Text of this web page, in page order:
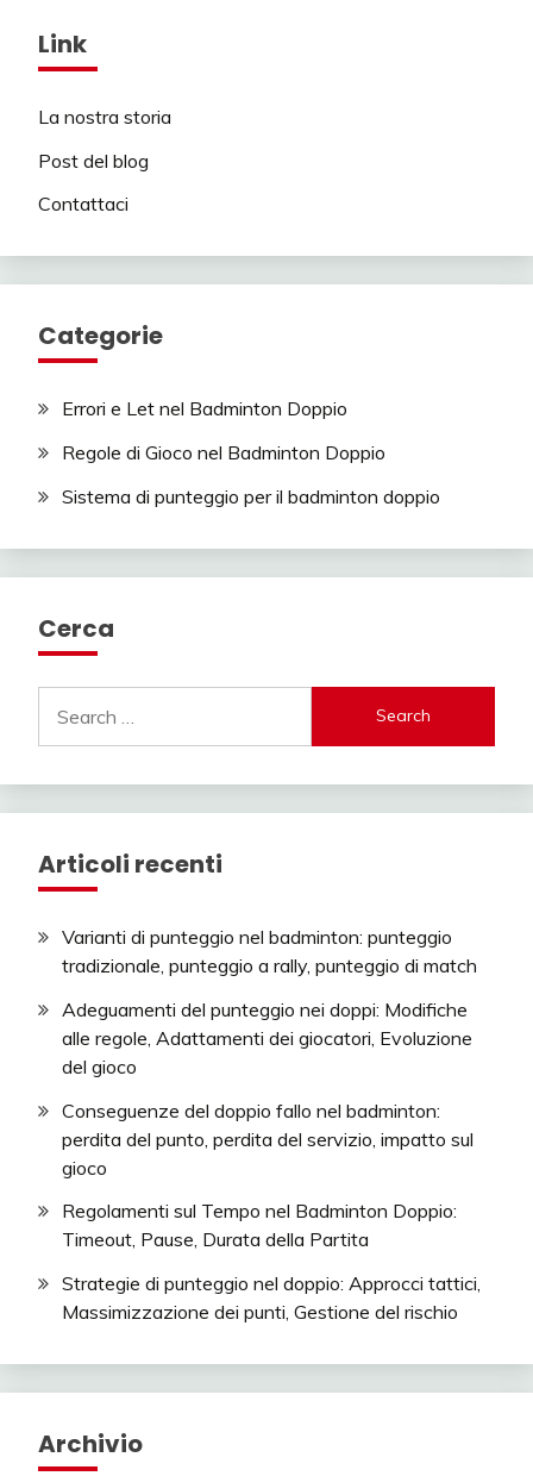
Link
La nostra storia
Post del blog
Contattaci
Categorie
Errori e Let nel Badminton Doppio
Regole di Gioco nel Badminton Doppio
Sistema di punteggio per il badminton doppio
Cerca
for:
Articoli recenti
Varianti di punteggio nel badminton: punteggio
tradizionale, punteggio a rally, punteggio di match
Adeguamenti del punteggio nei doppi: Modifiche
alle regole, Adattamenti dei giocatori, Evoluzione
del gioco
Conseguenze del doppio fallo nel badminton:
perdita del punto, perdita del servizio, impatto sul
gioco
Regolamenti sul Tempo nel Badminton Doppio:
Timeout, Pause, Durata della Partita
Strategie di punteggio nel doppio: Approcci tattici,
Massimizzazione dei punti, Gestione del rischio
Archivio